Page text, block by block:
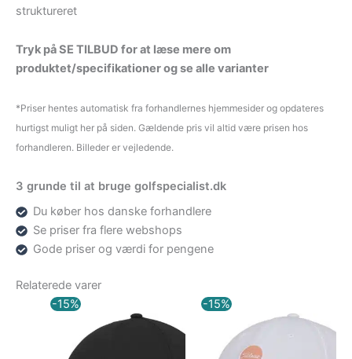
struktureret
Tryk på SE TILBUD for at læse mere om
produktet/specifikationer og se alle varianter
*Priser hentes automatisk fra forhandlernes hjemmesider og opdateres
hurtigst muligt her på siden. Gældende pris vil altid være prisen hos
forhandleren. Billeder er vejledende.
3 grunde til at bruge golfspecialist.dk
Du køber hos danske forhandlere
Se priser fra flere webshops
Gode priser og værdi for pengene
Relaterede varer
-15%
oprindeligeaktuelle
pris
-15%
oprindelige
pris